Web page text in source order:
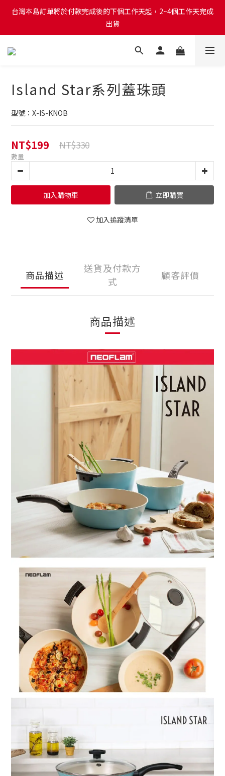
台灣本島訂單將於付款完成後的下個工作天起，2~4個工作天完成
出貨
台灣本島訂單將於付款完成後的下個工作天起，2~4個工作天完成
出貨
台灣本島消費滿$999免運費
台灣本島訂單將於付款完成後的下個工作天起，2~4個工作天完成
出貨
Island Star系列蓋珠頭
型號：X-IS-KNOB
NT$199 NT$330
數量
加入購物車 立即購買
加入追蹤清單
商品描述
送貨及付款方
式
顧客評價
商品描述